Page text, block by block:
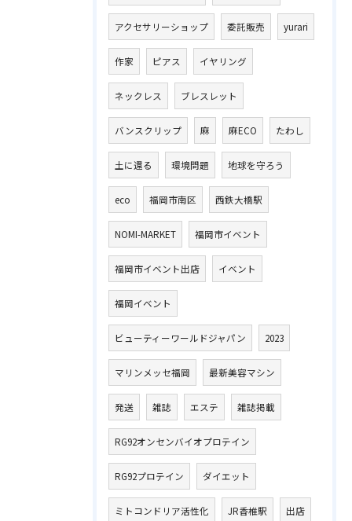
アクセサリーショップ 委託販売 yurari
作家 ピアス イヤリング
ネックレス ブレスレット
バンスクリップ 麻 麻ECO たわし
土に還る 環境問題 地球を守ろう
eco 福岡市南区 西鉄大橋駅
NOMI-MARKET 福岡市イベント
福岡市イベント出店 イベント
福岡イベント
ビューティーワールドジャパン 2023
マリンメッセ福岡 最新美容マシン
発送 雑誌 エステ 雑誌掲載
RG92オンセンバイオプロテイン
RG92プロテイン ダイエット
ミトコンドリア活性化 JR香椎駅 出店